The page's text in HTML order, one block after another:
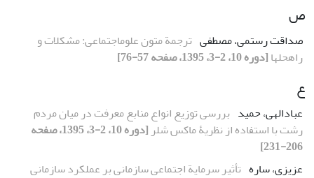
ص
صداقت رستمی، مصطفی ترجمة متون علوماجتماعی: مشکلات و
راهحلها[دوره 10، 2-3، 1395، صفحه 57-76]
ع
عبادالهی، حمید بررسی توزیع انواع منابع معرفت در میان مردم
رشت با استفاده از نظریۀ ماکس شلر
[دوره 10، 2-3، 1395، صفحه
206-231]
عزیزی، ساره تأثیر سرمایة اجتماعی سازمانی بر عملکرد سازمانی